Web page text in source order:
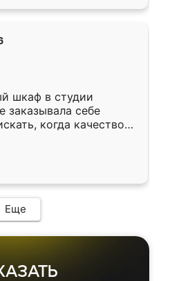
шкаф в студии
заказывала себе
когда качеством
кухня уже почти
Еще